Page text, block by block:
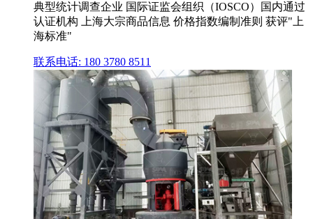
典型统计调查企业 国际证监会组织（IOSCO）国内通过
认证机构 上海大宗商品信息 价格指数编制准则 获评"上
海标准"
联系电话: 180 3780 8511